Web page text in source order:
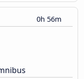
0h 56m